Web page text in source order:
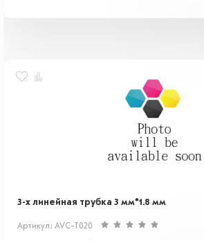
3-х линейная трубка 3 мм*1.8 мм
Артикул: AVC-T020